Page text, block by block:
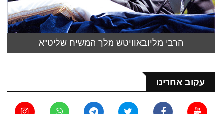
הרבי מליובאוויטש מלך המשיח שליט"א
עקוב אחרינו